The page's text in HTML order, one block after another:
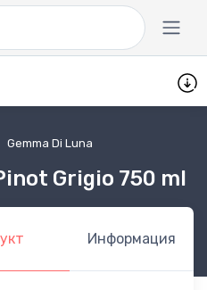
Gemma Di Luna
Grigio 750 ml
Информация